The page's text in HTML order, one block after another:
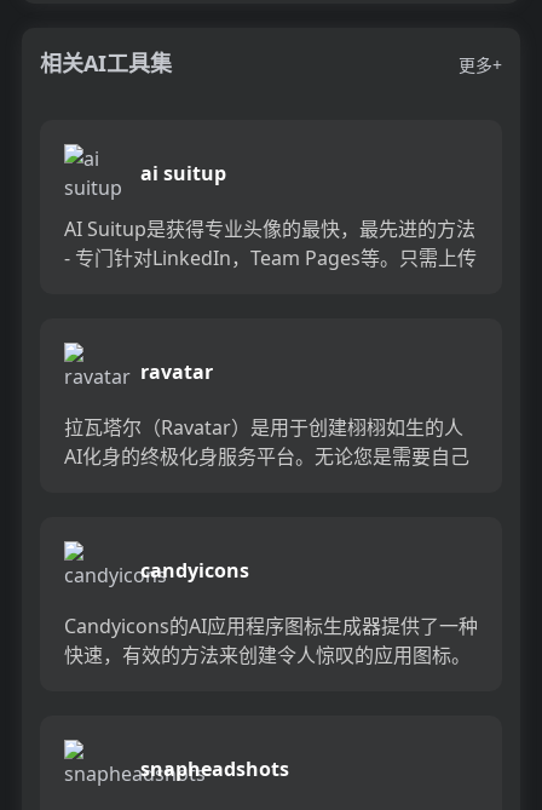
相关AI工具集 更多+
ai suitup
AI Suitup是获得专业头像的最快，最先进的方法
- 专门针对LinkedIn，Team Pages等。只需上传
ravatar
拉瓦塔尔（Ravatar）是用于创建栩栩如生的人
AI化身的终极化身服务平台。无论您是需要自己
candyicons
Candyicons的AI应用程序图标生成器提供了一种
快速，有效的方法来创建令人惊叹的应用图标。
snapheadshots